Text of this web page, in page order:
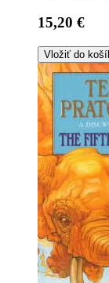
15,20 €
Vložiť do